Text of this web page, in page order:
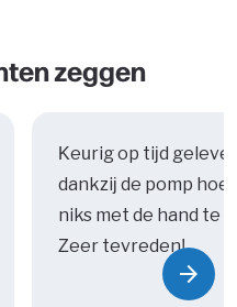
zeggen
Keurig op tijd
dankzij de pomp
niks met de hand te
Zeer tevreden!
arrow_forward